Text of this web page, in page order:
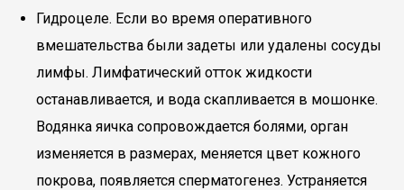
Гидроцеле. Если во время оперативного
вмешательства были задеты или удалены сосуды
лимфы. Лимфатический отток жидкости
останавливается, и вода скапливается в мошонке.
Водянка яичка сопровождается болями, орган
изменяется в размерах, меняется цвет кожного
покрова, появляется сперматогенез. Устраняется